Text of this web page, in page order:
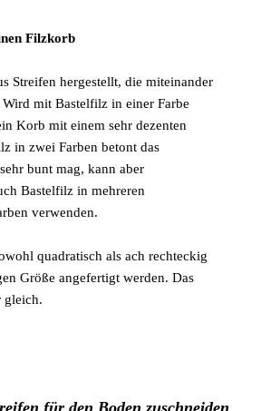
Filzkorb
Streifen hergestellt, die miteinander
mit Bastelfilz in einer Farbe
Korb mit einem sehr dezenten
in zwei Farben betont das
bunt mag, kann aber
Bastelfilz in mehreren
verwenden.
quadratisch als ach rechteckig
Größe angefertigt werden. Das
gleich.